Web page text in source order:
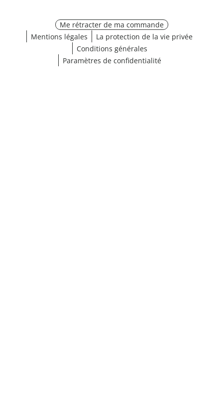
Me rétracter de ma commande
Mentions légales
La protection de la vie privée
Conditions générales
Paramètres de confidentialité